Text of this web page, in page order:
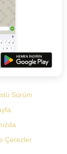
Sürüm
Çerezler